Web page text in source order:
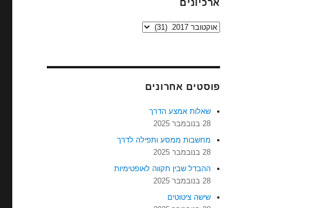
ארכיונים
ארכיונים
פוסטים אחרונים
שאלות אמצע הדרך
28 בנובמבר 2025
מחשבות ממסע ותפילה לדרך
28 בנובמבר 2025
ההבדל שבין תקווה לאופטימיות
28 בנובמבר 2025
שישה ציטוטים